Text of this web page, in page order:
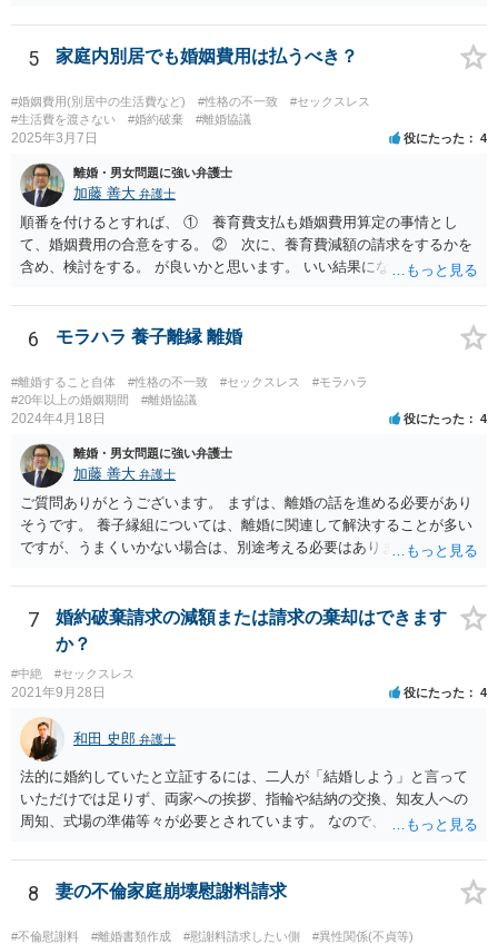
た後も続いている事情は、婚姻関係への打撃や悪質性を基礎づける事
情として主張しやすいです。一方で、ソープランドで働く女性に対す
る請求は、夫に対する請求より難しい可能性があります。店舗での接
客としての関係にとどまる場合、相手女性が夫を特別な交際相手とし
て扱っていたのか、婚姻関係を侵害するとの認識のもとで個人的関係
を持っていたのか、などが問題になります。SNSで「大好き」と送っ
ているという点は貴方としては不快にお感じだと思われますが、それ
だけで直ちに法的責任が認められるとは限りません。 現実的には、ま
ずは夫に対する対応を中心に考えるのが一般的です。離婚を求めるの
か、離婚せずに慰謝料や再発防止の誓約書を求めるのかで進め方が変
わります。証拠としては、SNS投稿、口コミ、指名履歴、プレゼント
のやり取り、県をまたいで通っていた記録などは保存しておくとよい
5 家庭内別居でも婚姻費用は払うべき？
#婚姻費用(別居中の生活費など) #性格の不一致
#セックスレス
#生活費を渡さない
#婚約破棄 #離婚協議
2025年3月7日 役にたった 4
離婚・男女問題に強い弁護士
加藤 善大 弁護士
順番を付けるとすれば、 ① 養育費支払も婚姻費用算定の事情とし
て、婚姻費用の合意をする。 ② 次に、養育費減額の請求をするかを
含め、検討をする。 が良いかと思います。 いい結果になるといいです
6 モラハラ 養子離縁 離婚
#離婚すること自体 #性格の不一致 #セックスレス
#モラハラ
#20年以上の婚姻期間
#離婚協議
2024年4月18日 役にたった 4
離婚・男女問題に強い弁護士
加藤 善大 弁護士
ご質問ありがとうございます。 まずは、離婚の話を進める必要があり
そうです。 養子縁組については、離婚に関連して解決することが多い
ですが、うまくいかない場合は、別途考える必要はあります。 離婚の
での話し合い）、裁判離婚（裁判官が離婚を認めるもの）の３種類が
あります。 離婚を希望する場合は、通常は、協議離婚を目指して当人
同士で話し合いをすることから始めますので、話し合いの準備を整え
ることから始めてください。 場合によっては、話し合いの前に別居す
ることも考えられます。 話し合いの準備としては、一般論として、ど
のような条件で離婚するかについて、ご質問者様の希望をまとめた
り、 財産分与等のために必要になる資料を集めたりします。 可能であ
れば、ご依頼になるかは別にして、お近くの弁護士に直接相談して、
話を聞いたうえで進めるといいですよ。 ご参考にしていただければ幸
いです。
7
婚約破棄請求の減額または請求の棄却はできます
か？
#中絶 #セックスレス
2021年9月28日 役にたった 4
和田 史郎 弁護士
法的に婚約していたと立証するには、二人が「結婚しよう」と言って
いただけでは足りず、両家への挨拶、指輪や結納の交換、知友人への
周知、式場の準備等々が必要とされています。 なので、ご記載の内容
士に依頼して、相手の請求を拒否する旨の回答をするのが良いかと思
います。
8 妻の不倫家庭崩壊慰謝料請求
#不倫慰謝料 #離婚書類作成 #慰謝料請求したい側
#異性関係(不貞等)